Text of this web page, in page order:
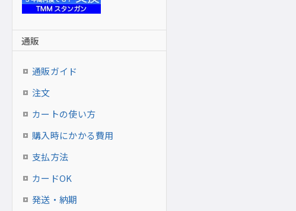
通販
通販ガイド
注文
カートの使い方
購入時にかかる費用
支払方法
カードOK
発送・納期